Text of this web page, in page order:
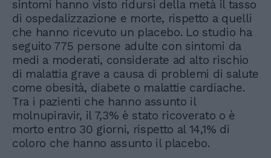
sintomi hanno visto ridursi della metà il tasso
di ospedalizzazione e morte, rispetto a quelli
che hanno ricevuto un placebo. Lo studio ha
seguito 775 persone adulte con sintomi da
medi a moderati, considerate ad alto rischio
di malattia grave a causa di problemi di salute
come obesità, diabete o malattie cardiache.
Tra i pazienti che hanno assunto il
molnupiravir, il 7,3% è stato ricoverato o è
morto entro 30 giorni, rispetto al 14,1% di
coloro che hanno assunto il placebo.